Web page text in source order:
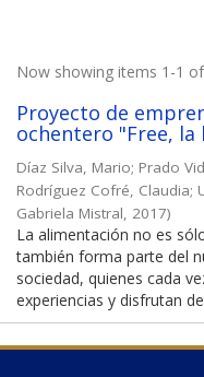
Now showing items 1-1 of
Proyecto de
ochentero "Free,
Díaz Silva, Mario; Prado
Rodríguez Cofré, Claudia;
Gabriela Mistral, 2017)
La alimentación no es
también forma parte del
sociedad, quienes cada
experiencias y disfrutan